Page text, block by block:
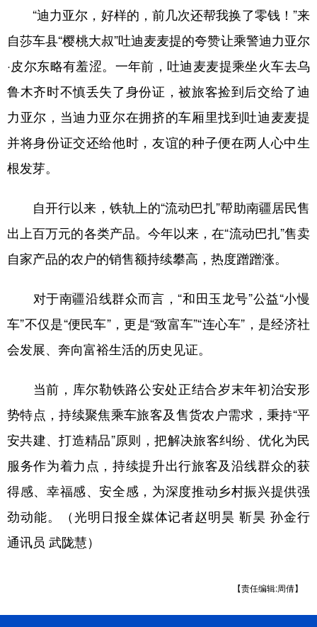
“迪力亚尔，好样的，前几次还帮我换了零钱！”来
自莎车县“樱桃大叔”吐迪麦麦提的夸赞让乘警迪力亚尔
·皮尔东略有羞涩。一年前，吐迪麦麦提乘坐火车去乌
鲁木齐时不慎丢失了身份证，被旅客捡到后交给了迪
力亚尔，当迪力亚尔在拥挤的车厢里找到吐迪麦麦提
并将身份证交还给他时，友谊的种子便在两人心中生
根发芽。
自开行以来，铁轨上的“流动巴扎”帮助南疆居民售
出上百万元的各类产品。今年以来，在“流动巴扎”售卖
自家产品的农户的销售额持续攀高，热度蹭蹭涨。
对于南疆沿线群众而言，“和田玉龙号”公益“小慢
车”不仅是“便民车”，更是“致富车”“连心车”，是经济社
会发展、奔向富裕生活的历史见证。
当前，库尔勒铁路公安处正结合岁末年初治安形
势特点，持续聚焦乘车旅客及售货农户需求，秉持“平
安共建、打造精品”原则，把解决旅客纠纷、优化为民
服务作为着力点，持续提升出行旅客及沿线群众的获
得感、幸福感、安全感，为深度推动乡村振兴提供强
劲动能。（光明日报全媒体记者赵明昊 靳昊 孙金行
通讯员 武陇慧）
【责任编辑:周倩】